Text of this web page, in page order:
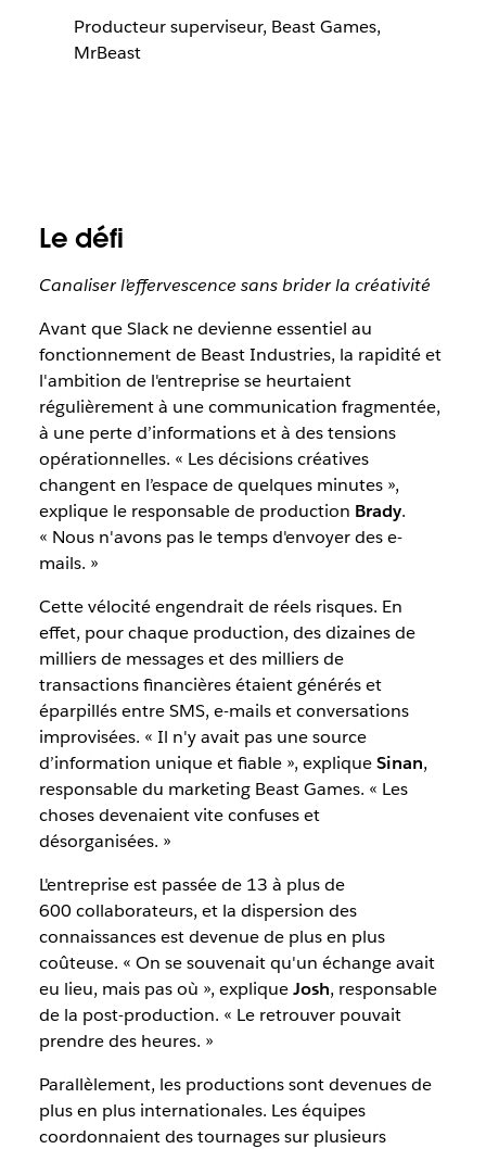
Producteur superviseur, Beast Games,
MrBeast
Le défi
Canaliser l’effervescence sans brider la créativité
Avant que Slack ne devienne essentiel au
fonctionnement de Beast Industries, la rapidité et
l'ambition de l'entreprise se heurtaient
régulièrement à une communication fragmentée,
à une perte d’informations et à des tensions
opérationnelles. « Les décisions créatives
changent en l’espace de quelques minutes »,
explique le responsable de production Brady.
« Nous n'avons pas le temps d'envoyer des e-
mails. »
Cette vélocité engendrait de réels risques. En
effet, pour chaque production, des dizaines de
milliers de messages et des milliers de
transactions financières étaient générés et
éparpillés entre SMS, e-mails et conversations
improvisées. « Il n'y avait pas une source
d’information unique et fiable », expliqueSinan,
responsable du marketing Beast Games. « Les
choses devenaient vite confuses et
désorganisées. »
L'entreprise est passée de 13 à plus de
600 collaborateurs, et la dispersion des
connaissances est devenue de plus en plus
coûteuse. « On se souvenait qu'un échange avait
eu lieu, mais pas où », expliqueJosh, responsable
de la post-production. « Le retrouver pouvait
prendre des heures. »
Parallèlement, les productions sont devenues de
plus en plus internationales. Les équipes
coordonnaient des tournages sur plusieurs